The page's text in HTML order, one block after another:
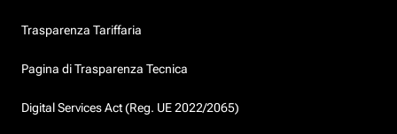
Trasparenza Tariffaria
Pagina di Trasparenza Tecnica
Digital Services Act (Reg. UE 2022/2065)